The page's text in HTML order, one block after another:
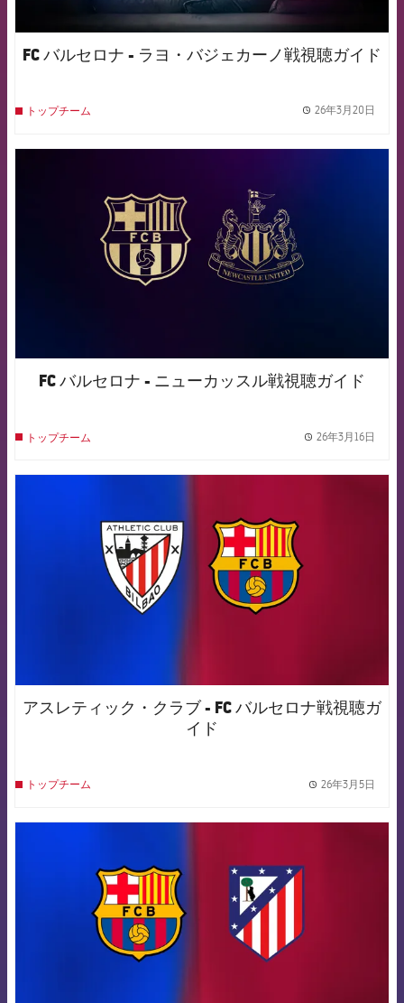
FC バルセロナ - ラヨ・バジェカーノ戦視聴ガイド
トップチーム 26年3月20日
FC バルセロナ - ニューカッスル戦視聴ガイド
トップチーム 26年3月16日
アスレティック・クラブ - FC バルセロナ戦視聴ガ
イド
トップチーム 26年3月5日